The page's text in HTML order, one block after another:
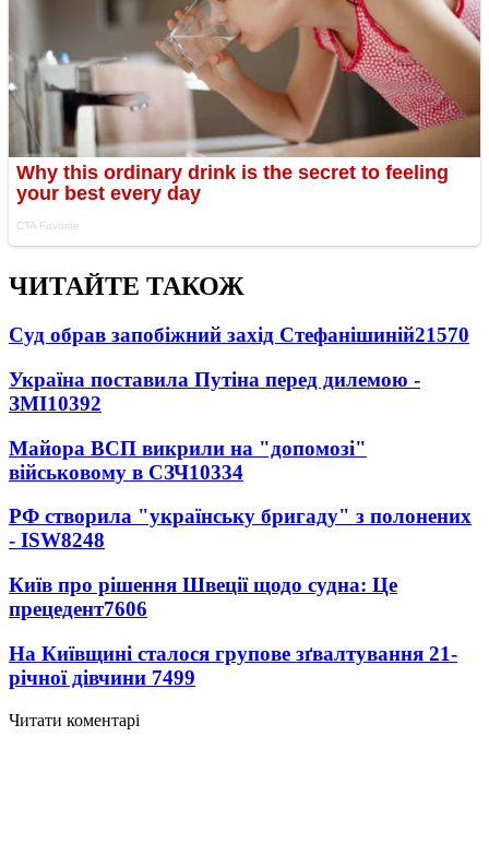
ЧИТАЙТЕ ТАКОЖ
Суд обрав запобіжний захід Стефанішиній21570
Україна поставила Путіна перед дилемою -
ЗМІ10392
Майора ВСП викрили на "допомозі"
військовому в СЗЧ10334
РФ створила "українську бригаду" з полонених
- ISW8248
Київ про рішення Швеції щодо судна: Це
прецедент7606
На Київщині сталося групове зґвалтування 21-
річної дівчини 7499
Читати коментарі